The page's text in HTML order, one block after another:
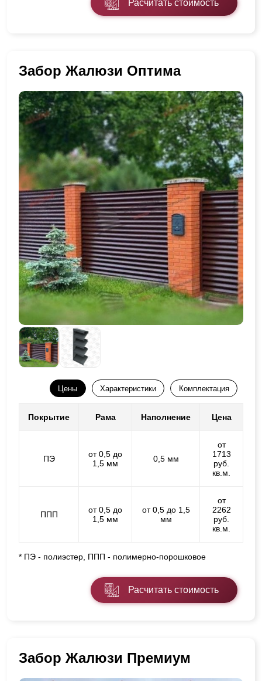
Расчитать стоимость
Забор Жалюзи Оптима
Цены Характеристики Комплектация
Покрытие Рама Наполнение Цена
ПЭ
от 0,5 до
1,5 мм
0,5 мм
от
1713
руб.
кв.м.
ППП
от 0,5 до
1,5 мм
от 0,5 до 1,5
мм
от
2262
руб.
кв.м.
* ПЭ - полиэстер, ППП - полимерно-порошковое
Расчитать стоимость
Забор Жалюзи Премиум